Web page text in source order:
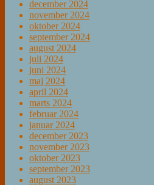
december 2024
november 2024
oktober 2024
september 2024
august 2024
juli 2024
juni 2024
maj 2024
april 2024
marts 2024
februar 2024
januar 2024
december 2023
november 2023
oktober 2023
september 2023
august 2023